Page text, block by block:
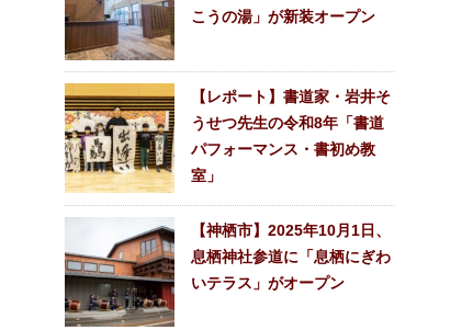
こうの湯」が新装オープン
【レポート】書道家・岩井そ
うせつ先生の令和8年「書道
パフォーマンス・書初め教
室」
【神栖市】2025年10月1日、
息栖神社参道に「息栖にぎわ
いテラス」がオープン